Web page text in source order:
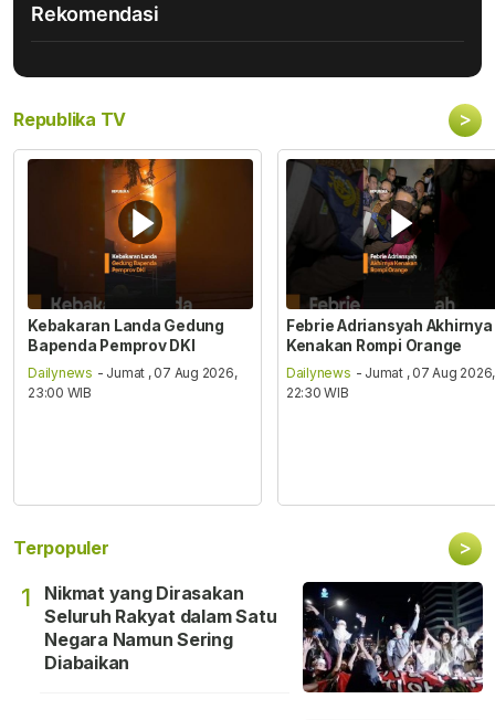
Rekomendasi
Republika TV >
Kebakaran Landa Gedung
Bapenda Pemprov DKI
Dailynews - Jumat , 07 Aug 2026,
23:00 WIB
Febrie Adriansyah Akhirnya
Kenakan Rompi Orange
Dailynews - Jumat , 07 Aug 2026,
22:30 WIB
Terpopuler >
1
Nikmat yang Dirasakan
Seluruh Rakyat dalam Satu
Negara Namun Sering
Diabaikan